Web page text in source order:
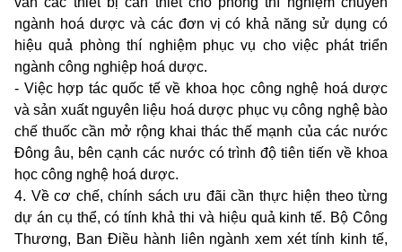
ngành hoá dược và các đơn vị có khả năng sử dụng có
hiệu quả phòng thí nghiệm phục vụ cho việc phát triển
ngành công nghiệp hoá dược.
- Việc hợp tác quốc tế về khoa học công nghệ hoá dược
và sản xuất nguyên liệu hoá dược phục vụ công nghệ bào
chế thuốc cần mở rộng khai thác thế mạnh của các nước
Đông âu, bên cạnh các nước có trình độ tiên tiến về khoa
học công nghệ hoá dược.
4. Về cơ chế, chính sách ưu đãi cần thực hiện theo từng
dự án cụ thể, có tính khả thi và hiệu quả kinh tế. Bộ Công
Thương, Ban Điều hành liên ngành xem xét tính kinh tế,